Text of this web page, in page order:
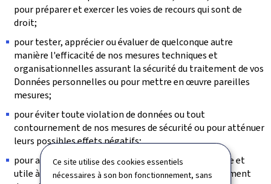
Ce site utilise des cookies essentiels
nécessaires à son bon fonctionnement, sans
pour préparer et exercer les voies de recours qui sont de
droit;
pour tester, apprécier ou évaluer de quelconque autre
manière l'efficacité de nos mesures techniques et
organisationnelles assurant la sécurité du traitement de vos
Données personnelles ou pour mettre en œuvre pareilles
mesures;
pour éviter toute violation de données ou tout
contournement de nos mesures de sécurité ou pour atténuer
leurs possibles effets négatifs;
pour assurer tout autre traitement qui soit conforme et
utile à la réalisation des objectifs ou à l’accomplissement